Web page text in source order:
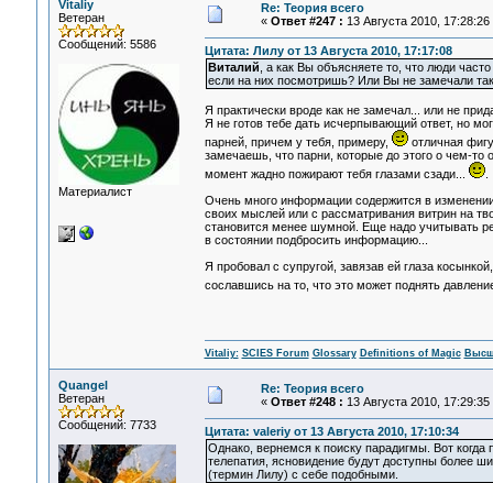
Vitaliy
Ветеран
Сообщений: 5586
Материалист
Re: Теория всего
« Ответ #247 : 13 Августа 2010, 17:28:26
Цитата: Лилу от 13 Августа 2010, 17:17:08
Виталий , а как Вы объясняете то, что люди
если на них посмотришь? Или Вы не замечали
Я практически вроде как не замечал... или не
Я не готов тебе дать исчерпывающий ответ, но
парней, причем у тебя, примеру,
отличная
замечаешь, что парни, которые до этого о чем-то
момент жадно пожирают тебя глазами сзади...
.
Очень много информации содержится в
своих мыслей или с рассматривания витрин на
становится менее шумной. Еще надо учитывать
в состоянии подбросить информацию...
Я пробовал с супругой, завязав ей глаза
сославшись на то, что это может поднять
Vitaliy: SCIES Forum Glossary Definitions of Magic
Quangel
Ветеран
Сообщений: 7733
Re: Теория всего
« Ответ #248 : 13 Августа 2010, 17:29:35
Цитата: valeriy от 13 Августа 2010, 17:10:34
Однако, вернемся к поиску парадигмы. Вот
телепатия, ясновидение будут доступны более
(термин Лилу) с себе подобными.